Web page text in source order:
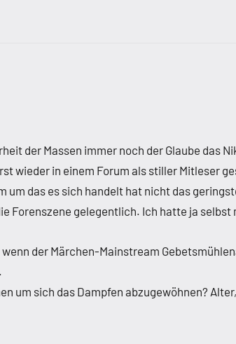
der Massen immer noch der Glaube das
wieder in einem Forum als stiller Mitleser
um das es sich handelt hat nicht das
Forenszene gelegentlich. Ich hatte ja selbst
wenn der Märchen-Mainstream
um sich das Dampfen abzugewöhnen?